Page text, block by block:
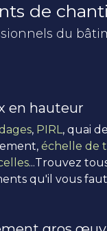
de
du
en hauteur
, PIRL, quai de
échelle de
...Trouvez
qu'il vous